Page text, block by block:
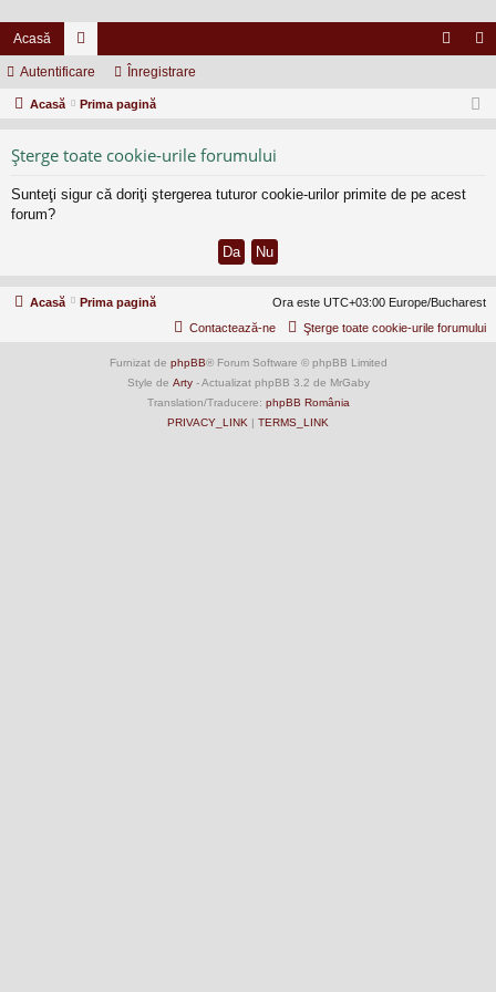
Acasă
or
u eg
Autentificare Înregistrare
Acasă Prima pagină
Şterge toate cookie-urile forumului
Sunteţi sigur că doriţi ştergerea tuturor cookie-urilor primite de pe acest
forum?
Acasă Prima pagină
Ora este UTC+03:00 Europe/Bucharest
Şterge toate cookie-urile forumului
Contactează-ne
Furnizat de phpBB® Forum Software © phpBB Limited
Style de Arty- Actualizat phpBB 3.2 de MrGaby
Translation/Traducere: phpBB România
PRIVACY_LINK | TERMS_LINK